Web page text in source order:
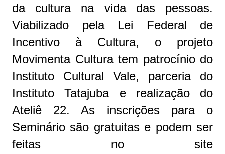
da cultura na vida das pessoas.
Viabilizado pela Lei Federal de
Incentivo à Cultura, o projeto
Movimenta Cultura tem patrocínio do
Instituto Cultural Vale, parceria do
Instituto Tatajuba e realização do
Ateliê 22. As inscrições para o
Seminário são gratuitas e podem ser
feitas no site